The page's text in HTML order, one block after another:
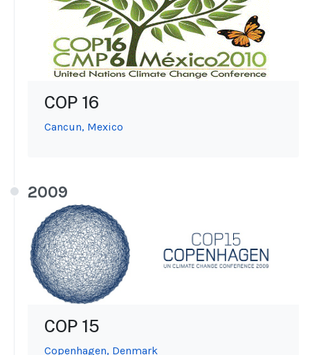
COP 16
Cancun, Mexico
2009
COP 15
Copenhagen, Denmark